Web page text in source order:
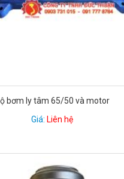
bơm ly tâm 65/50 và motor
Giá: Liên hệ